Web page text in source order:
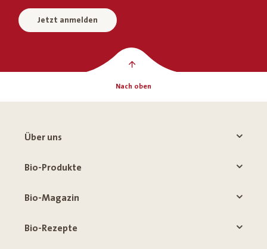
Jetzt anmelden
Nach oben
Über uns
Bio-Produkte
Bio-Magazin
Bio-Rezepte